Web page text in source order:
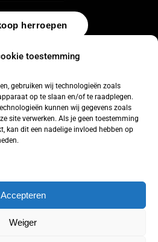
toestemming
gebruiken wij technologieën zoals
op te slaan en/of te raadplegen.
kunnen wij gegevens zoals
site verwerken. Als je geen toestemming
kan dit een nadelige invloed hebben op
Accepteren
Weiger
herroepen
–Algemene voorwaarden